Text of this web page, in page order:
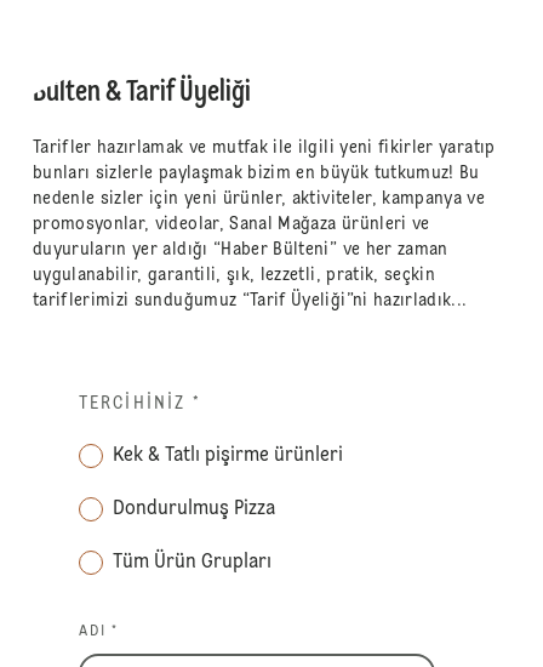
Bülten & Tarif Üyeliği
Tarifler hazırlamak ve mutfak ile ilgili yeni fikirler yaratıp
bunları sizlerle paylaşmak bizim en büyük tutkumuz! Bu
nedenle sizler için yeni ürünler, aktiviteler, kampanya ve
promosyonlar, videolar, Sanal Mağaza ürünleri ve
duyuruların yer aldığı “Haber Bülteni” ve her zaman
uygulanabilir, garantili, şık, lezzetli, pratik, seçkin
tariflerimizi sunduğumuz “Tarif Üyeliği”ni hazırladık...
TERCIHINIZ *
Kek & Tatlı pişirme ürünleri
Dondurulmuş Pizza
Tüm Ürün Grupları
ADI *